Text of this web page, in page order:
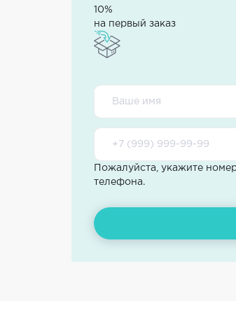
10%
на первый заказ
Пожалуйста, укажите
телефона.